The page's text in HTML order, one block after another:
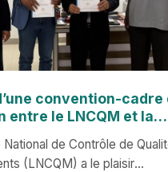
convention-cadre
entre le LNCQM et la
de Contrôle de
(LNCQM) a le plaisir